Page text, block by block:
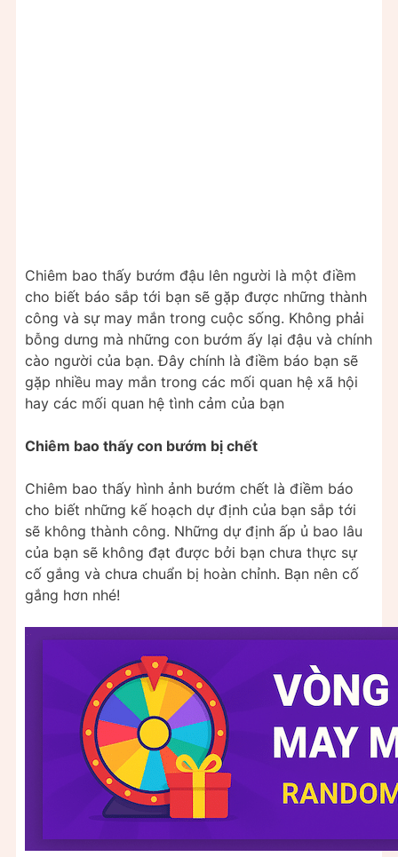
Chiêm bao thấy bướm đậu lên người là một điềm
cho biết báo sắp tới bạn sẽ gặp được những thành
công và sự may mắn trong cuộc sống. Không phải
bỗng dưng mà những con bướm ấy lại đậu và chính
cào người của bạn. Đây chính là điềm báo bạn sẽ
gặp nhiều may mắn trong các mối quan hệ xã hội
hay các mối quan hệ tình cảm của bạn
Chiêm bao thấy con bướm bị chết
Chiêm bao thấy hình ảnh bướm chết là điềm báo
cho biết những kế hoạch dự định của bạn sắp tới
sẽ không thành công. Những dự định ấp ủ bao lâu
của bạn sẽ không đạt được bởi bạn chưa thực sự
cố gắng và chưa chuẩn bị hoàn chỉnh. Bạn nên cố
gắng hơn nhé!